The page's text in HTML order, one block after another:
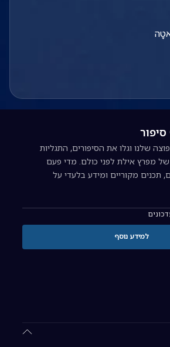
שלנו וגלו את הסיפורים, התגליות
של מפרץ אילת לפני כולם. מדי פעם
תכנים מקוריים ומידע בלעדי על
לניוזלטר
למידע נוסף